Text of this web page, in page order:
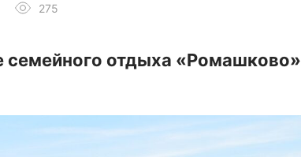
275
семейного отдыха «Ромашково»